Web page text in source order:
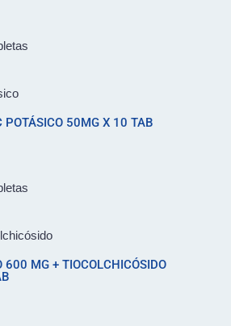
POTÁSICO 50MG X 10 TAB
600 MG + TIOCOLCHICÓSIDO